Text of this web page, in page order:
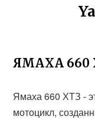
ЯМАХА 660
Ямаха 660 ХТЗ -
мотоцикл,